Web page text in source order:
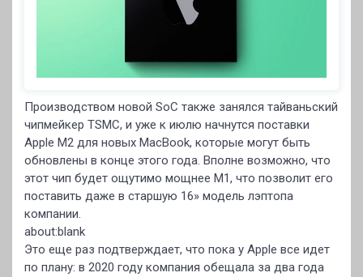
Производством новой SoC также занялся тайваньский
чипмейкер TSMC, и уже к июлю начнутся поставки
Apple M2 для новых MacBook, которые могут быть
обновлены в конце этого года. Вполне возможно, что
этот чип будет ощутимо мощнее M1, что позволит его
поставить даже в старшую 16» модель лэптопа
компании.
about:blank
Это еще раз подтверждает, что пока у Apple все идет
по плану: в 2020 году компания обещала за два года